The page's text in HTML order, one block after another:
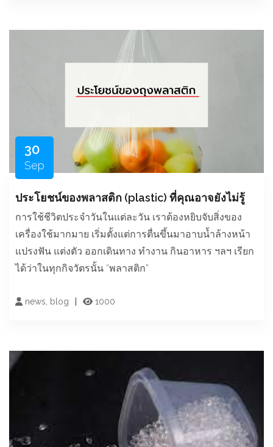
30
Sep
ประโยชน์ของพลาสติก (plastic) ที่คุณอาจยังไม่รู้
การใช้ชีวิตประจำวันในแต่ละวัน เราต้องหยิบจับสิ่งของ
เครื่องใช้มากมาย เริ่มตั้งแต่การตื่นขึ้นมาอาบน้ำล้างหน้า
แปรงฟัน แต่งตัว ออกเดินทาง ทำงาน กินอาหาร ฯลฯ เรียก
ได้ว่าในทุกกิจวัตรนั้น “พลาสติก”
news, blog 1000